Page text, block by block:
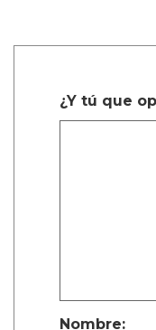
¿Y tú que
Nombre: